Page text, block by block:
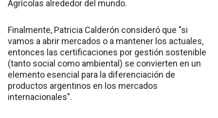
Agrícolas alrededor del mundo.
Finalmente, Patricia Calderón consideró que "si
vamos a abrir mercados o a mantener los actuales,
entonces las certificaciones por gestión sostenible
(tanto social como ambiental) se convierten en un
elemento esencial para la diferenciación de
productos argentinos en los mercados
internacionales".